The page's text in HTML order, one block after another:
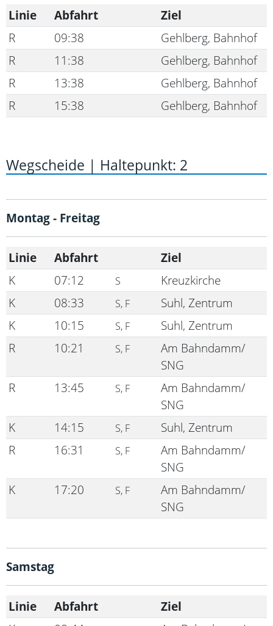
Linie Abfahrt
Ziel
R
09:38
Gehlberg, Bahnhof
R
11:38
Gehlberg, Bahnhof
R
13:38
Gehlberg, Bahnhof
R
15:38 Gehlberg, Bahnhof
Wegscheide | Haltepunkt: 2
Montag - Freitag
Linie Abfahrt
Ziel
K
07:12 S
Kreuzkirche
K
08:33 S, F
Suhl, Zentrum
K
10:15 S, F
Suhl, Zentrum
R
10:21 S, F
Am Bahndamm/
SNG
R
13:45 S, F
Am Bahndamm/
SNG
K
14:15 S, F
Suhl, Zentrum
R
16:31 S, F
Am Bahndamm/
SNG
K
17:20 S, F
Am Bahndamm/
SNG
Samstag
Linie Abfahrt
Ziel